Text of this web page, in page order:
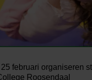
februari organiseren
Roosendaal